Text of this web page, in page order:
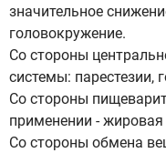
значительное
головокружение.
Со стороны
системы: парестезии,
Со стороны
применении -
Со стороны обмена